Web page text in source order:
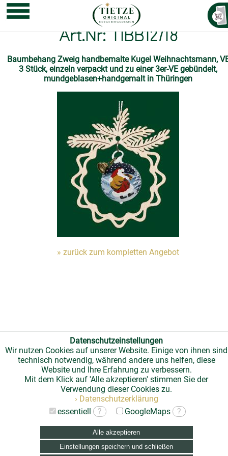
Datenschutzeinstellungen
Wir nutzen Cookies auf unserer Website. Einige von ihnen sind
technisch notwendig, während andere uns helfen, diese
Website und Ihre Erfahrung zu verbessern.
Mit dem Klick auf 'Alle akzeptieren' stimmen Sie der
Verwendung dieser Cookies zu.
› Datenschutzerklärung
essentiell ? GoogleMaps ?
Alle akzeptieren
Einstellungen speichern und schließen
Art.Nr: TIBB12718
Baumbehang Zweig handbemalte Kugel Weihnachtsmann,
3 Stück, einzeln verpackt und zu einer 3er-VE gebündelt,
mundgeblasen+handgemalt in Thüringen
» zurück zum kompletten Angebot